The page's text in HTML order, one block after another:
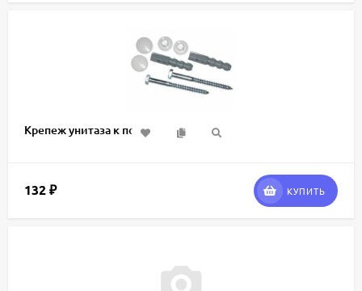
Крепеж унитаза к полу
132 ₽ КУПИТЬ